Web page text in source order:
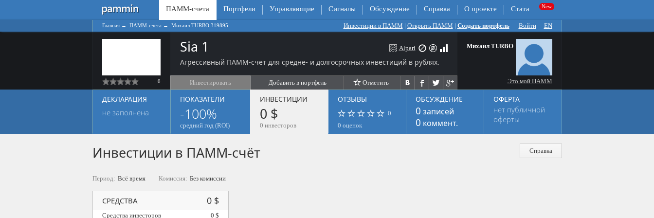
ПАММ-счета Портфели Управляющие Сигналы Обсуждение Справка О проекте Стата
Главная→ ПАММ-счета → Михаил TURBO:319895 Инвестиции в ПАММ | Открыть ПАММ | Создать портфель Войти EN
0
Sia 1
Агрессивный ПАММ-счет для средне- и долгосрочных инвестиций в рублях.
Alpari
Инвестировать Добавить в портфель Отметить
Михаил TURBO
Это мой ПАММ
ДЕКЛАРАЦИЯ
не заполнена
ПОКАЗАТЕЛИ
-100%
средний год (ROI)
ИНВЕСТИЦИИ
0 $
0 инвесторов
ОТЗЫВЫ
0
0 оценок
ОБСУЖДЕНИЕ
0 записей
0 коммент.
ОФЕРТА
нет публичной
оферты
Справка
Инвестиции в ПАММ-счёт
Период: Всё время Комиссия: Без комиссии
СРЕДСТВА 0 $
Средства инвесторов
0 $